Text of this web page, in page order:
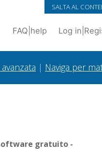
SALTA AL
FAQ help Log in
| Naviga per
gratuito -